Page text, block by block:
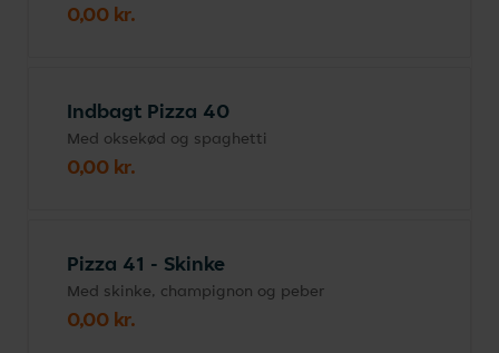
0,00 kr.
Indbagt Pizza 40
Med oksekød og spaghetti
0,00 kr.
Pizza 41 - Skinke
Med skinke, champignon og peber
0,00 kr.